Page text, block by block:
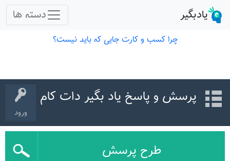
ورود
پرسش و پاسخ یاد بگیر دات کام
طرح پرسش